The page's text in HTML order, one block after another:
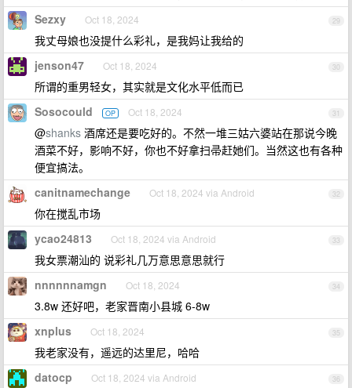
29
Sezxy Oct 18, 2024
我丈母娘也没提什么彩礼，是我妈让我给的
30
jenson47 Oct 18, 2024
所谓的重男轻女，其实就是文化水平低而已
31
Sosocould OP Oct 18, 2024
@shanks 酒席还是要吃好的。不然一堆三姑六婆站在那说今晚
酒菜不好，影响不好，你也不好拿扫帚赶她们。当然这也有各种
便宜搞法。
32
canitnamechange Oct 18, 2024 via Android
你在搅乱市场
33
ycao24813 Oct 18, 2024 via Android
我女票潮汕的 说彩礼几万意思意思就行
34
nnnnnnamgn Oct 18, 2024
3.8w 还好吧，老家晋南小县城 6-8w
35
xnplus Oct 18, 2024
我老家没有，遥远的达里尼，哈哈
36
datocp Oct 18, 2024 via Android